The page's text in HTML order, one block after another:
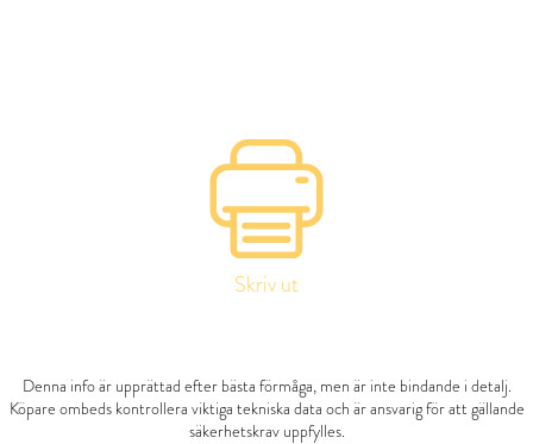
Skriv ut
Denna info är upprättad efter bästa förmåga, men är inte bindande i detalj.
Köpare ombeds kontrollera viktiga tekniska data och är ansvarig för att gällande
säkerhetskrav uppfylles.